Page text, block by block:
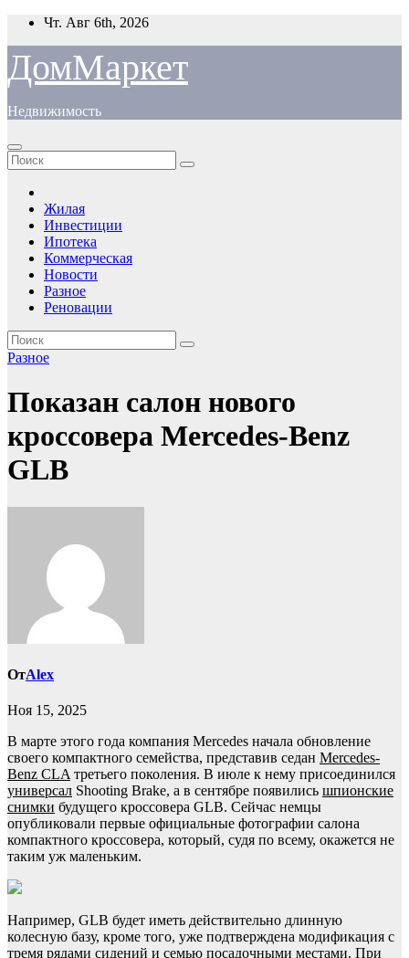
Перейти
содержимому
Чт. Авг 6th, 2026
ДомМаркет
Недвижимость
Жилая
Инвестиции
Ипотека
Коммерческая
Новости
Разное
Реновации
Разное
Показан салон нового
кроссовера Mercedes‑Benz
GLB
ОтAlex
Ноя 15, 2025
В марте этого года компания Mercedes начала обновление
своего компактного семейства, представив седан Mercedes-
Benz CLAтретьего поколения. В июле к нему присоединился
универсал Shooting Brake, а в сентябре появились шпионские
снимки будущего кроссовера GLB. Сейчас немцы
опубликовали первые официальные фотографии салона
компактного кроссовера, который, судя по всему, окажется не
таким уж маленьким.
Например, GLB будет иметь действительно длинную
колесную базу, кроме того, уже подтверждена модификация с
тремя рядами сидений и семью посадочными местами. При